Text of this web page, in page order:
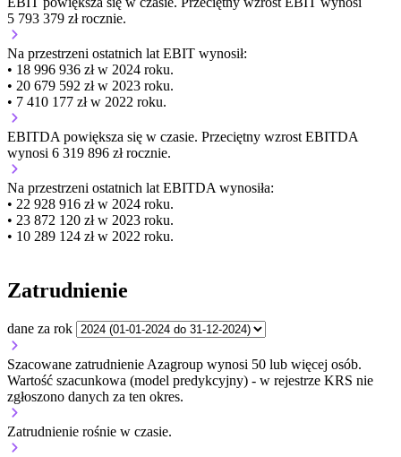
5 793 379 zł rocznie.
Na przestrzeni ostatnich lat EBIT wynosił:
• 18 996 936 zł w 2024 roku.
• 20 679 592 zł w 2023 roku.
• 7 410 177 zł w 2022 roku.
EBITDA powiększa się w czasie. Przeciętny wzrost EBITDA
wynosi 6 319 896 zł rocznie.
Na przestrzeni ostatnich lat EBITDA wynosiła:
• 22 928 916 zł w 2024 roku.
• 23 872 120 zł w 2023 roku.
• 10 289 124 zł w 2022 roku.
Zatrudnienie
dane za rok
Szacowane zatrudnienie Azagroup wynosi 50 lub więcej osób.
Wartość szacunkowa (model predykcyjny) - w rejestrze KRS nie
zgłoszono danych za ten okres.
Zatrudnienie rośnie w czasie.